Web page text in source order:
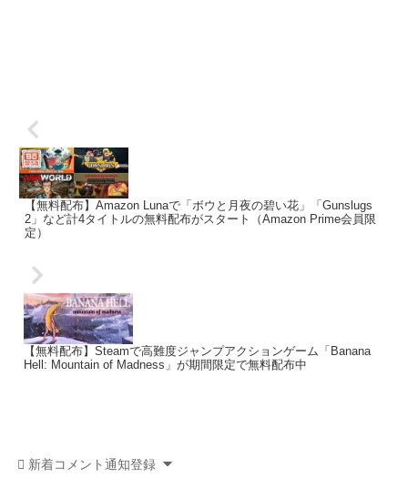
【無料配布】Amazon Lunaで「ボウと月夜の碧い花」「Gunslugs
2」など計4タイトルの無料配布がスタート（Amazon Prime会員限
定）
【無料配布】Steamで高難度ジャンプアクションゲーム「Banana
Hell: Mountain of Madness」が期間限定で無料配布中
新着コメント通知登録